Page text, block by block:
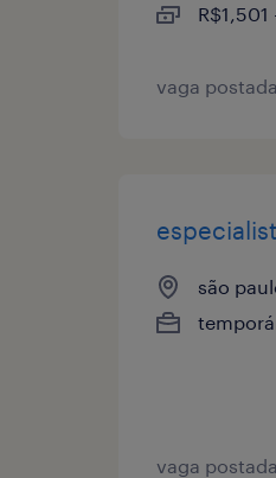
vaga
são
vaga